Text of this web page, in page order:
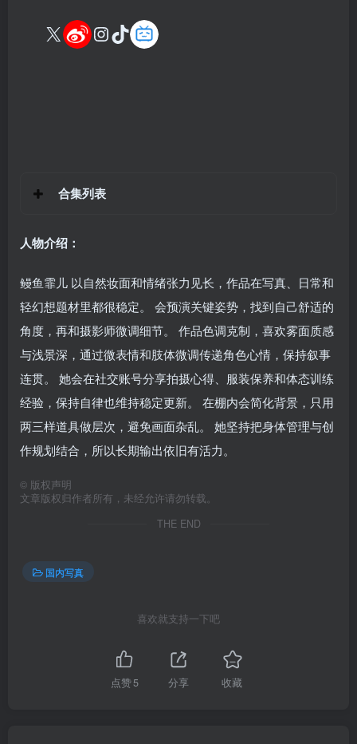
合集列表
人物介绍：
鳗鱼霏儿 以自然妆面和情绪张力见长，作品在写真、日常和
轻幻想题材里都很稳定。 会预演关键姿势，找到自己舒适的
角度，再和摄影师微调细节。 作品色调克制，喜欢雾面质感
与浅景深，通过微表情和肢体微调传递角色心情，保持叙事
连贯。 她会在社交账号分享拍摄心得、服装保养和体态训练
经验，保持自律也维持稳定更新。 在棚内会简化背景，只用
两三样道具做层次，避免画面杂乱。 她坚持把身体管理与创
作规划结合，所以长期输出依旧有活力。
© 版权声明
文章版权归作者所有，未经允许请勿转载。
THE END
国内写真
喜欢就支持一下吧
点赞5 分享 收藏